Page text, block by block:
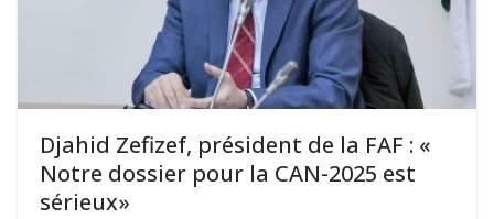
Djahid Zefizef, président de la FAF : «
Notre dossier pour la CAN-2025 est
sérieux»